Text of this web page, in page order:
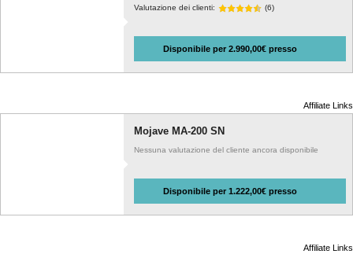
Valutazione dei clienti: (6)
Disponibile per 2.990,00€ presso
Affiliate Links
Mojave MA-200 SN
Nessuna valutazione del cliente ancora disponibile
Disponibile per 1.222,00€ presso
Affiliate Links